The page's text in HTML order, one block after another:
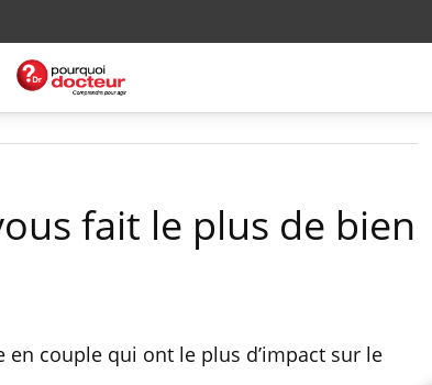
fait le plus de bien
couple qui ont le plus d’impact sur le